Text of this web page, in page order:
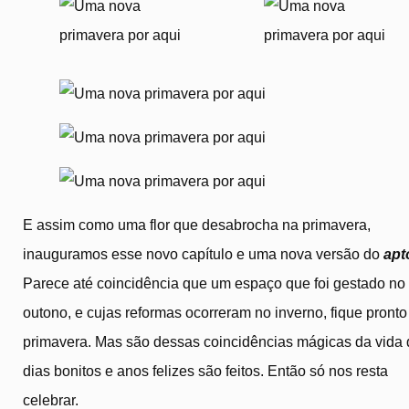
E assim como uma flor que desabrocha na primavera,
inauguramos esse novo capítulo e uma nova versão do
Parece até coincidência que um espaço que foi gestado no
outono, e cujas reformas ocorreram no inverno, fique
primavera. Mas são dessas coincidências mágicas da vida
dias bonitos e anos felizes são feitos. Então só nos resta
celebrar.